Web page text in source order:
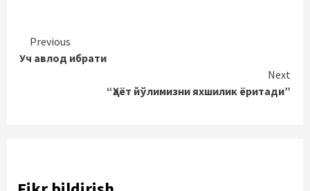
Continue
Reading
Previous
Уч авлод ибрати
Next
“Ҳаёт йўлимизни яхшилик ёритади”